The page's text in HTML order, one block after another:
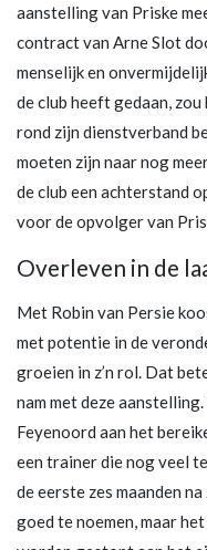
aanstelling van Priske
contract van Arne Slot
menselijk en
de club heeft gedaan,
rond zijn dienstverband
moeten zijn naar nog
de club een achterstand
voor de opvolger van
Overleven in de
Met Robin van Persie
met potentie in de
groeien in z’n rol. Dat
nam met deze
Feyenoord aan het
een trainer die nog veel
de eerste zes maanden
goed te noemen, maar